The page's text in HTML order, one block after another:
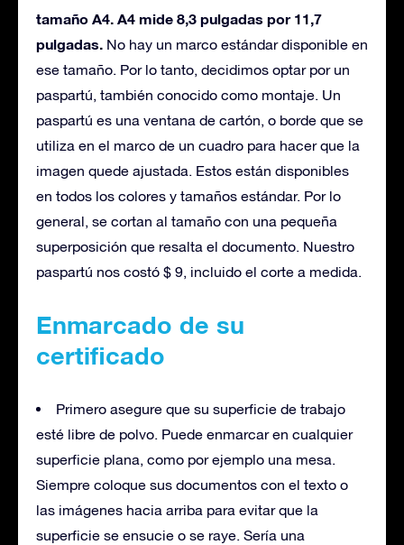
tamaño A4. A4 mide 8,3 pulgadas por 11,7
pulgadas. No hay un marco estándar disponible en
ese tamaño. Por lo tanto, decidimos optar por un
paspartú, también conocido como montaje. Un
paspartú es una ventana de cartón, o borde que se
utiliza en el marco de un cuadro para hacer que la
imagen quede ajustada. Estos están disponibles
en todos los colores y tamaños estándar. Por lo
general, se cortan al tamaño con una pequeña
superposición que resalta el documento. Nuestro
paspartú nos costó $ 9, incluido el corte a medida.
Enmarcado de su
certificado
Primero asegure que su superficie de trabajo
esté libre de polvo. Puede enmarcar en cualquier
superficie plana, como por ejemplo una mesa.
Siempre coloque sus documentos con el texto o
las imágenes hacia arriba para evitar que la
superficie se ensucie o se raye. Sería una